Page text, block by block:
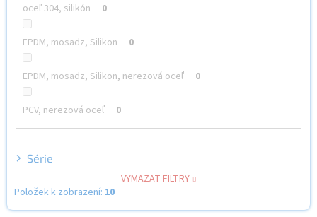
oceľ 304, silikón 0
EPDM, mosadz, Silikon 0
EPDM, mosadz, Silikon, nerezová oceľ 0
PCV, nerezová oceľ 0
Série
VYMAZAT FILTRY
Položek k zobrazení: 10